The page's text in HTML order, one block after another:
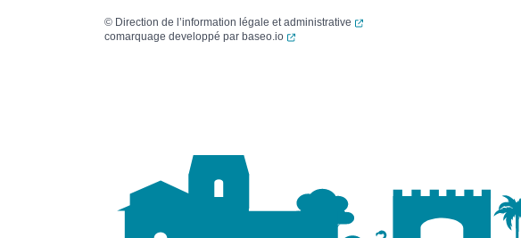
© Direction de l’information légale et administrative
(ouverture dans un nouvel onglet)
comarquage developpé par baseo.io (ouverture dans un nouvel onglet)